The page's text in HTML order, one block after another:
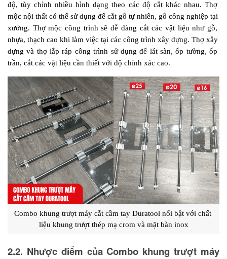
độ, tùy chỉnh nhiều hình dạng theo các độ cắt khác nhau. Thợ
mộc nội thất có thể sử dụng để cắt gỗ tự nhiên, gỗ công nghiệp tại
xưởng. Thợ mộc công trình sẽ dễ dàng cắt các vật liệu như gỗ,
nhựa, thạch cao khi làm việc tại các công trình xây dựng. Thợ xây
dựng và thợ lắp ráp công trình sử dụng để lát sàn, ốp tường, ốp
trần, cắt các vật liệu cần thiết với độ chính xác cao.
Combo khung trượt máy cắt cầm tay Duratool nổi bật với chất
liệu khung trượt thép mạ crom và mặt bàn inox
2.2. Nhược điểm của Combo khung trượt máy